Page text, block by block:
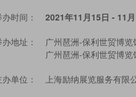
时间： 2021年11月15日 - 11
地址：
广州琶洲-保利世贸博
广州琶洲-保利世贸博览
单位： 上海励纳展览服务有限